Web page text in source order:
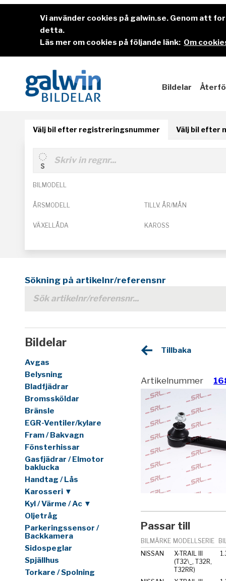
Vi använder cookies på galwin.se. Genom att
detta.
Läs mer om cookies på följande länk: Om
Bildelar
Välj bil efter registreringsnummer Välj bil efter
BILMODELL
ÅRSMODELL TILLV. ÅR/MÅN
VÄXELLÅDA KAROSS
Sökning på artikelnr/referensnr
Bildelar
Avgas
Belysning
Bladfjädrar
Bromssköldar
Bränsle
EGR-Ventiler/kylare
Fram / Bakvagn
Fönsterhissar
Gasfjädrar / Elmotor
baklucka
Handtag / Lås
Karosseri ▼
Kyl / Värme / Ac ▼
Oljetråg
Parkeringssensor /
Backkamera
Sidospeglar
Spjällhus
Torkare / Spolning
Tillbaka
Artikelnummer
Passar till
BILMÄRKE MODELLSERIE
NISSAN
X-TRAIL III
(T32\_, T32R,
T32RR)